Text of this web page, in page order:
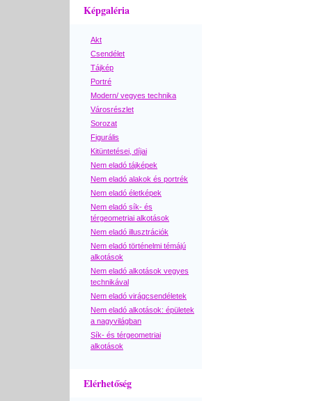
Képgaléria
Akt
Csendélet
Tájkép
Portré
Modern/ vegyes technika
Városrészlet
Sorozat
Figurális
Kitüntetései, díjai
Nem eladó tájképek
Nem eladó alakok és portrék
Nem eladó életképek
Nem eladó sík- és
térgeometriai alkotások
Nem eladó illusztrációk
Nem eladó történelmi témájú
alkotások
Nem eladó alkotások vegyes
technikával
Nem eladó virágcsendéletek
Nem eladó alkotások: épületek
a nagyvilágban
Sík- és térgeometriai
alkotások
Elérhetőség